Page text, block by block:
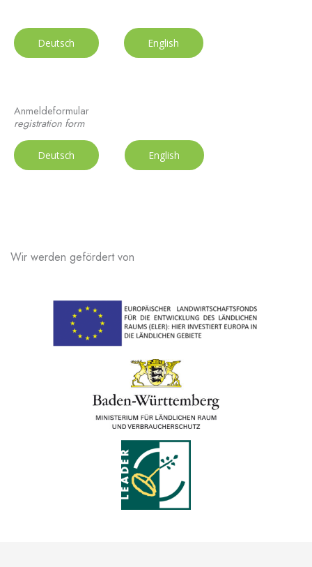
Deutsch English
Anmeldeformular
registration form
Deutsch English
Wir werden gefördert von